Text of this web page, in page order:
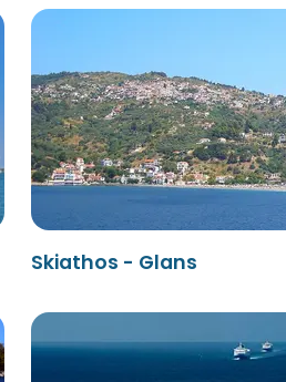
Skiathos - Glans